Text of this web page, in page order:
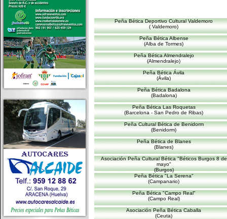
Peña Bética Deportivo Cultural Valdemoro
( Valdemoro)
Peña Bética Albense
(Alba de Tormes)
Peña Bética Almendralejo
(Almendralejo)
Peña Bética Ávila
(Ávila)
Peña Bética Badalona
(Badalona)
Peña Bética Las Roquetas
(Barcelona - San Pedro de Ribas)
Peña Cultural Bética de Benidorm
(Benidorm)
Peña Bética de Blanes
(Blanes)
Asociación Peña Cultural Bética "Béticos Burgos 8 de
mayo"
(Burgos)
Peña Bética "La Serena"
(Campanario)
Peña Bética "Campo Real"
(Campo Real)
Asociación Peña Bética Caballa
(Ceuta)